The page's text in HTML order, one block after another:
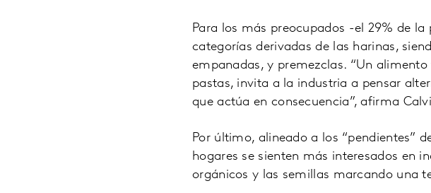
Para los más preocupados -el 29% de
categorías derivadas de las harinas,
empanadas, y premezclas. “Un
pastas, invita a la industria a pensar
que actúa en consecuencia”, afirma
Por último, alineado a los “pendientes”
hogares se sienten más interesados en
orgánicos y las semillas marcando una